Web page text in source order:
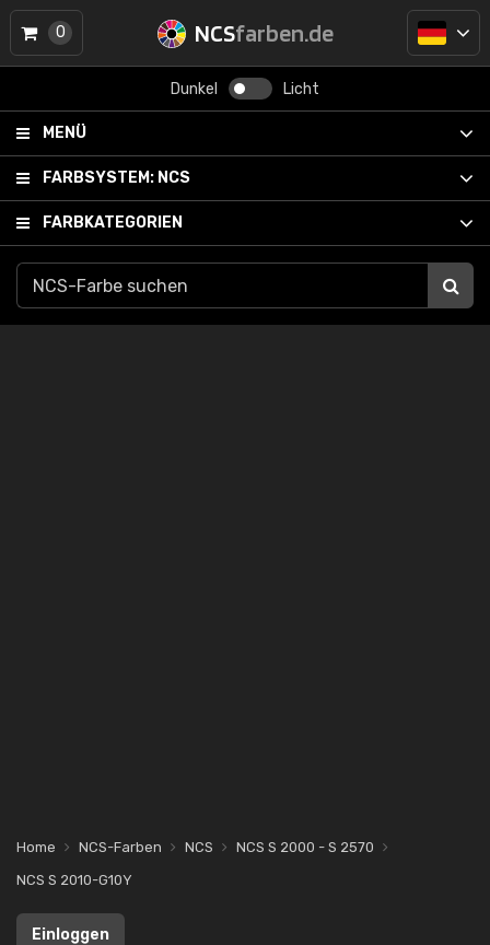
NCSfarben.de
Dunkel Licht
MENÜ
FARBSYSTEM: NCS
FARBKATEGORIEN
0
Home NCS-Farben NCS
NCS S 2000 - S 2570
NCS S 2010-G10Y
Einloggen